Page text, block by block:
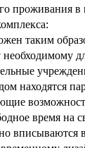
проживания в
таким
находятся
время на